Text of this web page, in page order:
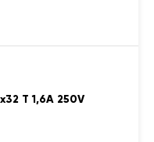
T 1,6A 250V